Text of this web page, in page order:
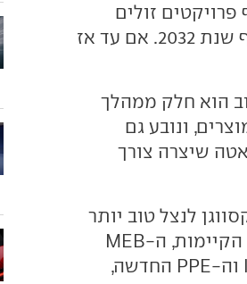
זולים
יותר - ודחה כעת את ה"טריניטי" עד לסוף שנת 2032. אם עד אז
הוא חלק ממהלך
ונובע גם
שיצרה צורך
לנצל טוב יותר
את ההשקעה שכבר בוצעה בפלטפורמות הקיימות, ה-MEB
הוותיקה שמשרתת את סדרת דגמי ה-ID וה-PPE החדשה,